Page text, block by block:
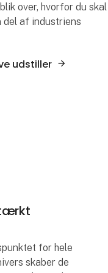
over, hvorfor du skal
af industriens
udstiller
for hele
skaber de